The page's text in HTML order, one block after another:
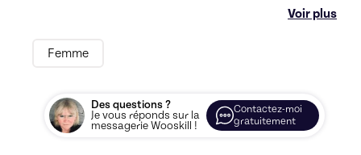
Voir plus
Femme
Des questions ?
Je vous réponds sur la
messagerie Wooskill !
Contactez-moi
gratuitement